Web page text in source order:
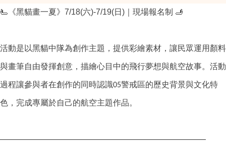
🫷 《黑貓畫一夏》 7/18(六)-7/19(日 ) ｜現場報名制 🫸
活動是以黑貓中隊為創作主題，提供彩繪素材，讓民眾運用顏料
與畫筆自由發揮創意，描繪心目中的飛行夢想與航空故事。活動
過程讓參與者在創作的同時認識05警戒區的歷史背景與文化特
色，完成專屬於自己的航空主題作品。
————————————————————————